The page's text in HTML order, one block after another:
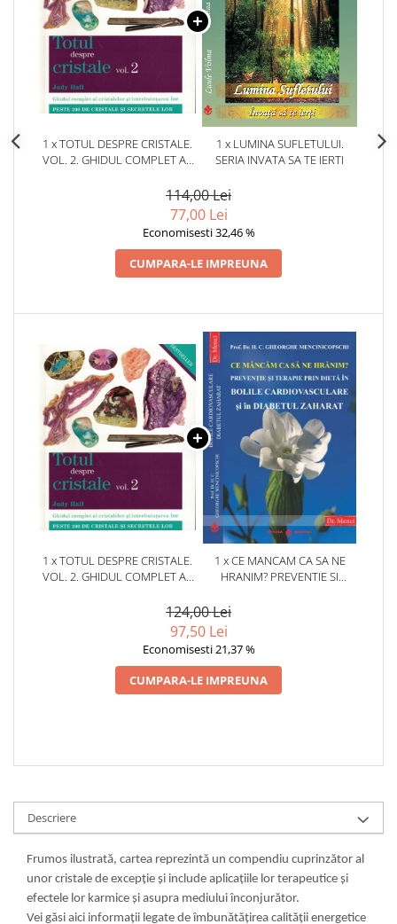
1 x TOTUL DESPRE CRISTALE.
VOL. 2. GHIDUL COMPLET AL
INTREBUINTAREA LOR.
1 x LUMINA SUFLETULUI.
SERIA INVATA SA TE IERTI
114,00 Lei
77,00 Lei
Economisesti 32,46 %
CUMPARA-LE IMPREUNA
1 x TOTUL DESPRE CRISTALE.
VOL. 2. GHIDUL COMPLET AL
INTREBUINTAREA LOR.
1 x CE MANCAM CA SA NE
HRANIM? PREVENTIE SI
CARDIOVASCULARE SI IN
124,00 Lei
97,50 Lei
Economisesti 21,37 %
CUMPARA-LE IMPREUNA
Descriere
Frumos ilustrată, cartea reprezintă un compendiu cuprinzător al
unor cristale de excepţie şi include aplicaţiile lor terapeutice şi
efectele lor karmice şi asupra mediului înconjurător.
Vei găsi aici informaţii legate de îmbunătăţirea calităţii energetice